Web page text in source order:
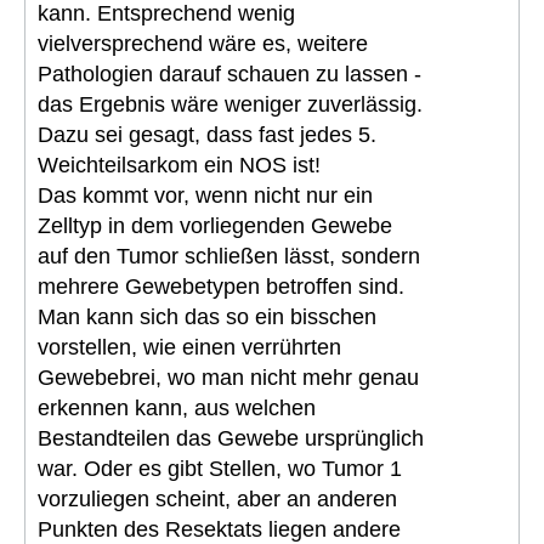
kann. Entsprechend wenig
vielversprechend wäre es, weitere
Pathologien darauf schauen zu lassen -
das Ergebnis wäre weniger zuverlässig.
Dazu sei gesagt, dass fast jedes 5.
Weichteilsarkom ein NOS ist!
Das kommt vor, wenn nicht nur ein
Zelltyp in dem vorliegenden Gewebe
auf den Tumor schließen lässt, sondern
mehrere Gewebetypen betroffen sind.
Man kann sich das so ein bisschen
vorstellen, wie einen verrührten
Gewebebrei, wo man nicht mehr genau
erkennen kann, aus welchen
Bestandteilen das Gewebe ursprünglich
war. Oder es gibt Stellen, wo Tumor 1
vorzuliegen scheint, aber an anderen
Punkten des Resektats liegen andere